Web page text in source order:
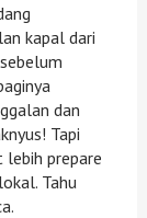
kapal dari
dan
Tapi
prepare
Tahu